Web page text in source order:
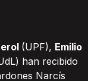
(UPF), Emilio
han recibido
Narcís